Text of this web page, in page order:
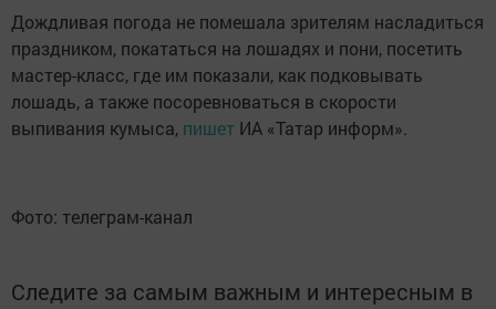
Дождливая погода не помешала зрителям насладиться
праздником, покататься на лошадях и пони, посетить
мастер-класс, где им показали, как подковывать
лошадь, а также посоревноваться в скорости
выпивания кумыса, пишет ИА «Татар информ».
Фото: телеграм-канал
Следите за самым важным и интересным в